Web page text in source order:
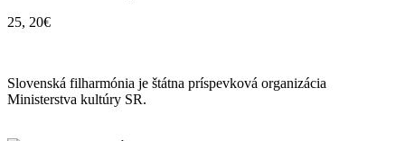
25, 20€
Slovenská filharmónia je štátna príspevková organizácia
Ministerstva kultúry SR.